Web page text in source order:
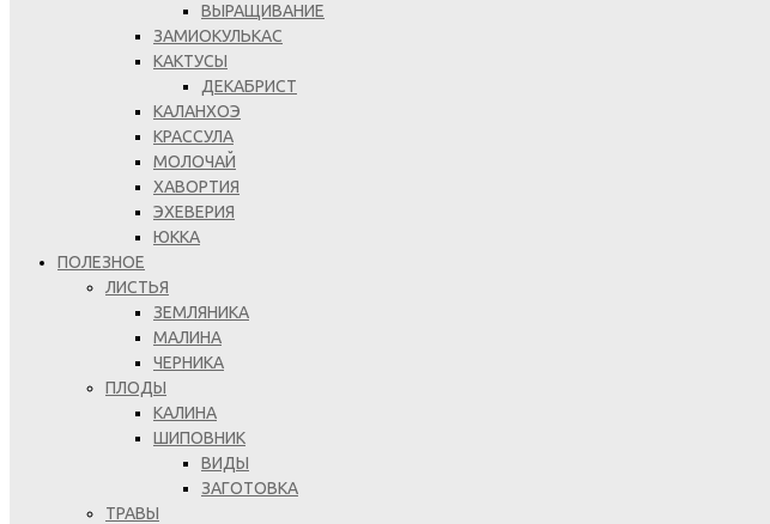
ВЫРАЩИВАНИЕ
ЗАМИОКУЛЬКАС
КАКТУСЫ
ДЕКАБРИСТ
КАЛАНХОЭ
КРАССУЛА
МОЛОЧАЙ
ХАВОРТИЯ
ЭХЕВЕРИЯ
ЮККА
ПОЛЕЗНОЕ
ЛИСТЬЯ
ЗЕМЛЯНИКА
МАЛИНА
ЧЕРНИКА
ПЛОДЫ
КАЛИНА
ШИПОВНИК
ВИДЫ
ЗАГОТОВКА
ТРАВЫ